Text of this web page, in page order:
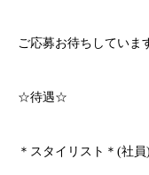
ご応募お待ちしていま
☆待遇☆
＊スタイリスト＊(社員)